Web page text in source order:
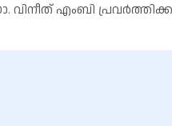
വിനീത് എംബി